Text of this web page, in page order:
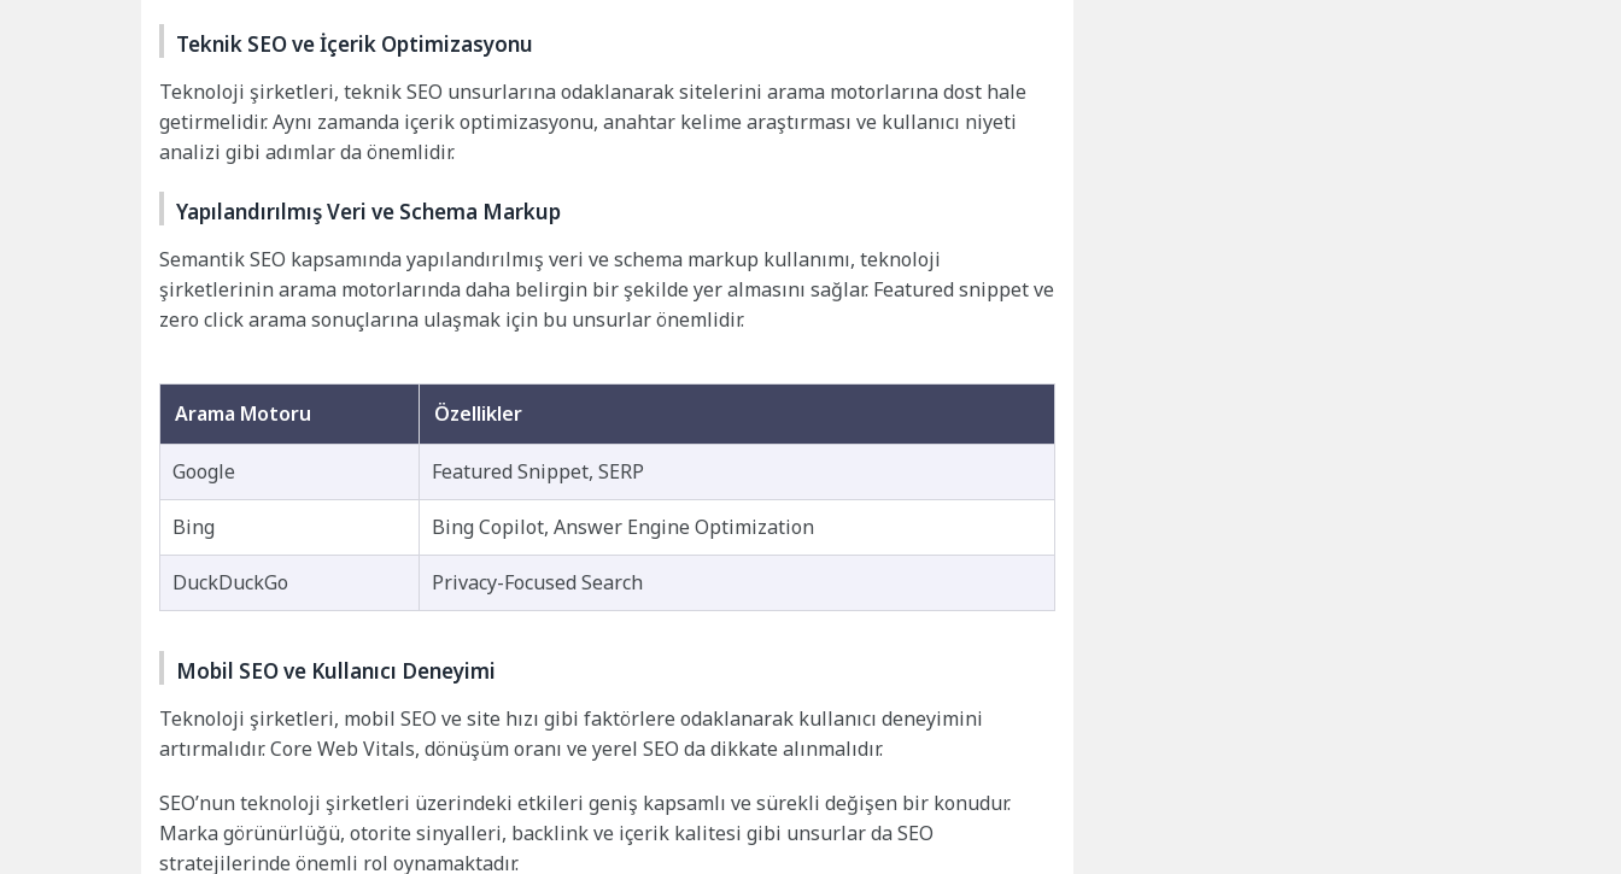
Teknik SEO ve İçerik Optimizasyonu
Teknoloji şirketleri, teknik SEO unsurlarına odaklanarak sitelerini arama motorlarına dost hale
getirmelidir. Aynı zamanda içerik optimizasyonu, anahtar kelime araştırması ve kullanıcı niyeti
analizi gibi adımlar da önemlidir.
Yapılandırılmış Veri ve Schema Markup
Semantik SEO kapsamında yapılandırılmış veri ve schema markup kullanımı, teknoloji
şirketlerinin arama motorlarında daha belirgin bir şekilde yer almasını sağlar. Featured snippet ve
zero click arama sonuçlarına ulaşmak için bu unsurlar önemlidir.
Arama Motoru Özellikler
Google Featured Snippet, SERP
Bing Bing Copilot, Answer Engine Optimization
DuckDuckGo Privacy-Focused Search
Mobil SEO ve Kullanıcı Deneyimi
Teknoloji şirketleri, mobil SEO ve site hızı gibi faktörlere odaklanarak kullanıcı deneyimini
artırmalıdır. Core Web Vitals, dönüşüm oranı ve yerel SEO da dikkate alınmalıdır.
SEO’nun teknoloji şirketleri üzerindeki etkileri geniş kapsamlı ve sürekli değişen bir konudur.
Marka görünürlüğü, otorite sinyalleri, backlink ve içerik kalitesi gibi unsurlar da SEO
stratejilerinde önemli rol oynamaktadır.